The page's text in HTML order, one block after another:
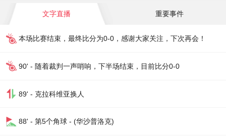
文字直播 重要事件
本场比赛结束，最终比分为0-0，感谢大家关注，下次再会！
90' - 随着裁判一声哨响，下半场结束，目前比分0-0
89' - 克拉科维亚换人
88' - 第5个角球 - (华沙普洛克)